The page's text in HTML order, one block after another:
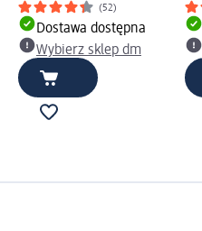
(52)
Dostawa dostępna
Wybierz sklep dm